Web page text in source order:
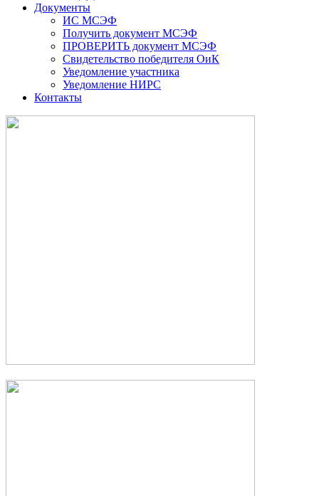
Документы
ИС МСЭФ
Получить документ МСЭФ
ПРОВЕРИТЬ документ МСЭФ
Свидетельство победителя ОиК
Уведомление участника
Уведомление НИРС
Контакты